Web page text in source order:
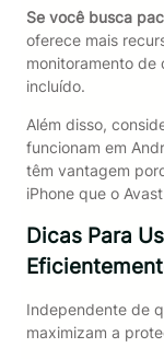
Se você busca
oferece mais
monitoramento
incluído.
Além disso,
funcionam em
têm vantagem
iPhone que o
Dicas Para
Independente de
maximizam a